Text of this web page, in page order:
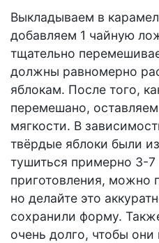
Выкладываем в
добавляем 1 чайную
тщательно
должны равномерно
яблокам. После того,
перемешано,
мягкости. В
твёрдые яблоки были
тушиться примерно 3-7
приготовления, можно
но делайте это
сохранили форму.
очень долго, чтобы они